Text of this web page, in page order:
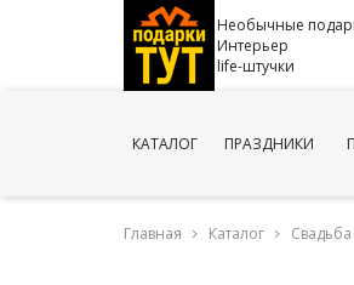
Необычные
Интерьер
life-штучки
КАТАЛОГ ПРАЗДНИКИ
Главная Каталог Свадьба